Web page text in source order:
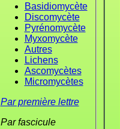
Basidiomycète
Discomycète
Pyrénomycète
Myxomycète
Autres
Lichens
Ascomycètes
Micromycètes
Par première lettre
Par fascicule